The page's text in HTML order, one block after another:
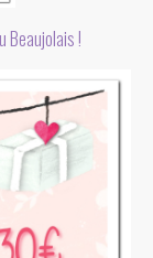
Beaujolais !